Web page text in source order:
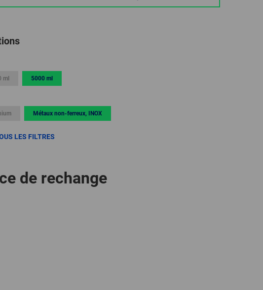
SWITZERLAND
ml 5000 ml
Métaux non-ferreux, INOX
LES FILTRES
de rechange